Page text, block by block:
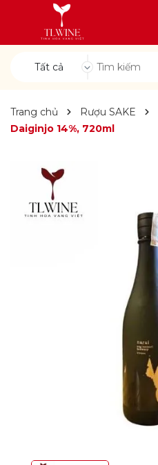
Tất cả
Trang chủ Rượu SAKE
Daiginjo 14%, 720ml